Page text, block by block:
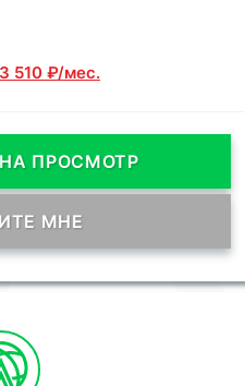
510 ₽/мес.
ПРОСМОТР
МНЕ